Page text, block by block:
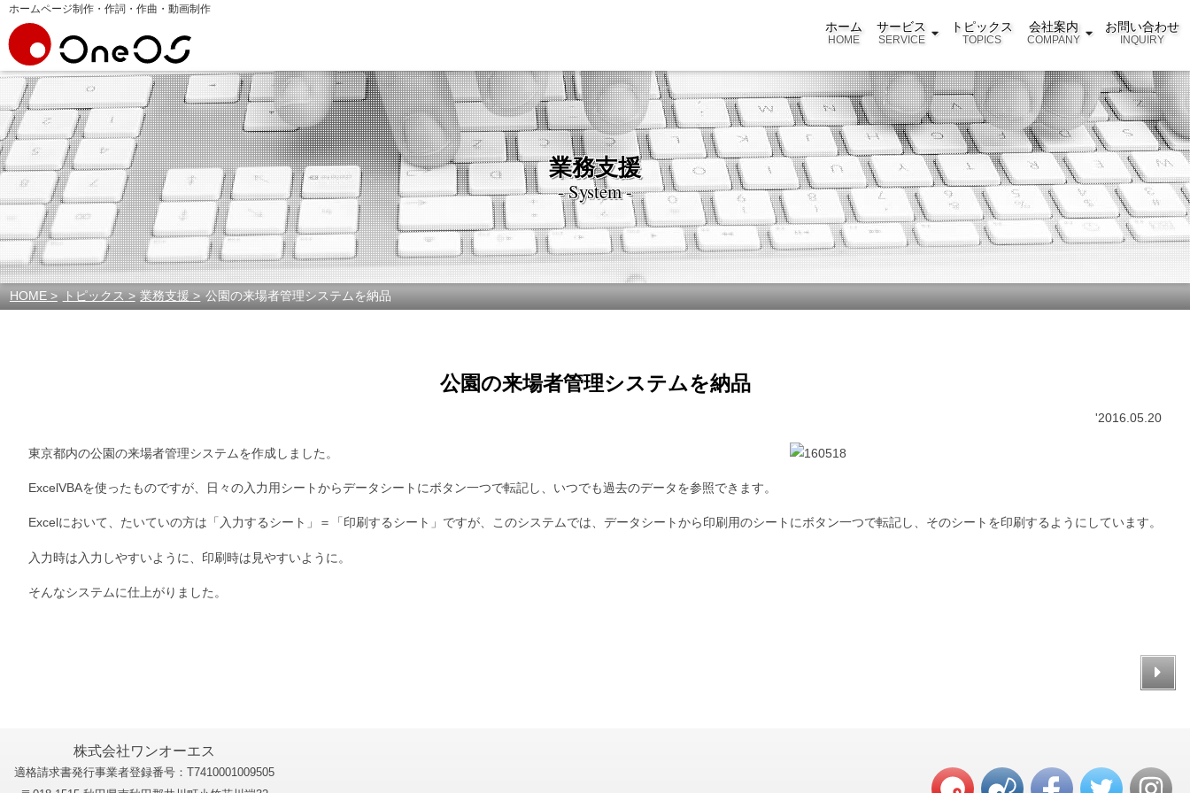
ホームページ制作・作詞・作曲・動画制作
ホーム
HOME
サービス
SERVICE
トピックス
TOPICS
会社案内
COMPANY
お問い合わせ
INQUIRY
業務支援
- System -
HOME トピックス 業務支援 公園の来場者管理システムを納品
公園の来場者管理システムを納品
'2016.05.20
東京都内の公園の来場者管理システムを作成しました。
ExcelVBAを使ったものですが、日々の入力用シートからデータシートにボタン一つで転記し、いつでも過去のデータを参照できます。
Excelにおいて、たいていの方は「入力するシート」＝「印刷するシート」ですが、このシステムでは、データシートから印刷用のシートにボタン一つで転記し、そのシートを印刷するようにしています。
入力時は入力しやすいように、印刷時は見やすいように。
そんなシステムに仕上がりました。
株式会社ワンオーエス
適格請求書発行事業者登録番号：T7410001009505